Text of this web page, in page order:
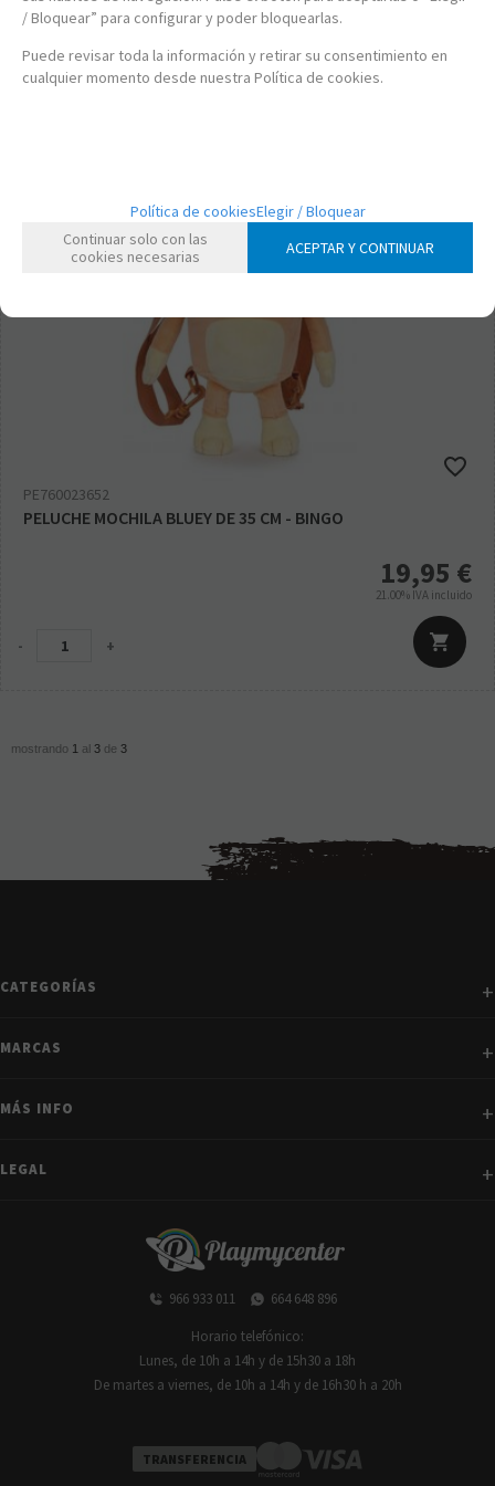
- +
PE760023652
PELUCHE MOCHILA BLUEY DE 35 CM - BINGO
19,95 €
21.00% IVA incluido
- +
mostrando 1 al 3 de 3
CATEGORÍAS
MARCAS
MÁS INFO
LEGAL
966 933 011 664 648 896
Horario telefónico:
Lunes, de 10h a 14h y de 15h30 a 18h
De martes a viernes, de 10h a 14h y de 16h30 h a 20h
TRANSFERENCIA
/ Bloquear” para configurar y poder bloquearlas.
Puede revisar toda la información y retirar su consentimiento en
cualquier momento desde nuestra Política de cookies.
Política de cookiesElegir / Bloquear
Continuar solo con las
cookies necesarias
ACEPTAR Y CONTINUAR